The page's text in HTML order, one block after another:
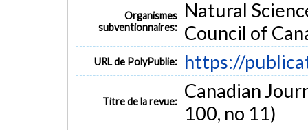
Organismes
subventionnaires:
Natural
Council of
URL de PolyPublie: https://
Titre de la revue:
Canadian
100, no 11)